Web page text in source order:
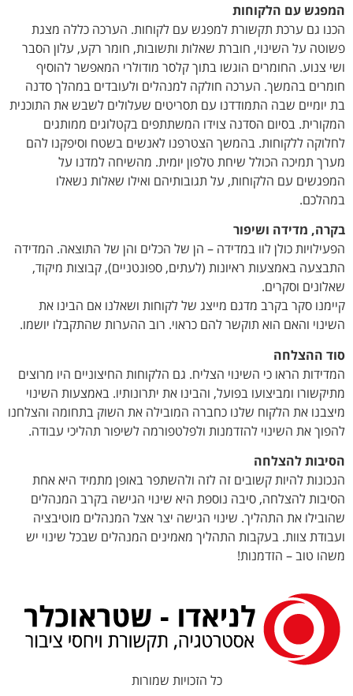
המפגש עם הלקוחות
הכנו גם ערכת תקשורת למפגש עם לקוחות. הערכה כללה מצגת
פשוטה על השינוי, חוברת שאלות ותשובות, חומר רקע, עלון הסבר
ושי צנוע. החומרים הוגשו בתוך קלסר מודולרי המאפשר להוסיף
חומרים בהמשך. הערכה חולקה למנהלים ולעובדים במהלך סדנה
בת יומיים שבה התמודדנו עם תסריטים שעלולים לשבש את התוכנית
המקורית. בסיום הסדנה צוידו המשתתפים בקטלוגים ממותגים
לחלוקה ללקוחות. בהמשך הצטרפנו לאנשים בשטח וסיפקנו להם
מערך תמיכה הכולל שיחת טלפון יומית. מהשיחה למדנו על
המפגשים עם הלקוחות, על תגובותיהם ואילו שאלות נשאלו
במהלכם.
בקרה, מדידה ושיפור
הפעילויות כולן לוו במדידה – הן של הכלים והן של התוצאה. המדידה
התבצעה באמצעות ראיונות (לעתים, ספונטניים), קבוצות מיקוד,
שאלונים וסקרים.
קיימנו סקר בקרב מדגם מייצג של לקוחות ושאלנו אם הבינו את
השינוי והאם הוא תוקשר להם כראוי. רוב ההערות שהתקבלו יושמו.
סוד ההצלחה
המדידות הראו כי השינוי הצליח. גם הלקוחות החיצוניים היו מרוצים
מתיקשורו ומביצועו בפועל, והבינו את יתרונותיו. באמצעות השינוי
מיצבנו את הלקוח שלנו כחברה המובילה את השוק בתחומה והצלחנו
להפוך את השינוי להזדמנות ולפלטפורמה לשיפור תהליכי עבודה.
הסיבות להצלחה
הנכונות להיות קשובים זה לזה ולהשתפר באופן מתמיד היא אחת
הסיבות להצלחה, סיבה נוספת היא שינוי הגישה בקרב המנהלים
שהובילו את התהליך. שינוי הגישה יצר אצל המנהלים מוטיבציה
ועבודת צוות. בעקבות התהליך מאמינים המנהלים שבכל שינוי יש
משהו טוב – הזדמנות!
כל הזכויות שמורות